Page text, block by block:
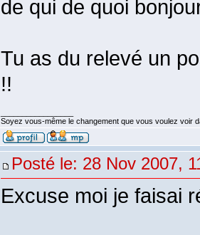
de qui de quoi
Tu as du relevé un
!!
Soyez vous-même le changement que vous voulez voir
Posté le: 28 Nov 2007,
Excuse moi je faisai